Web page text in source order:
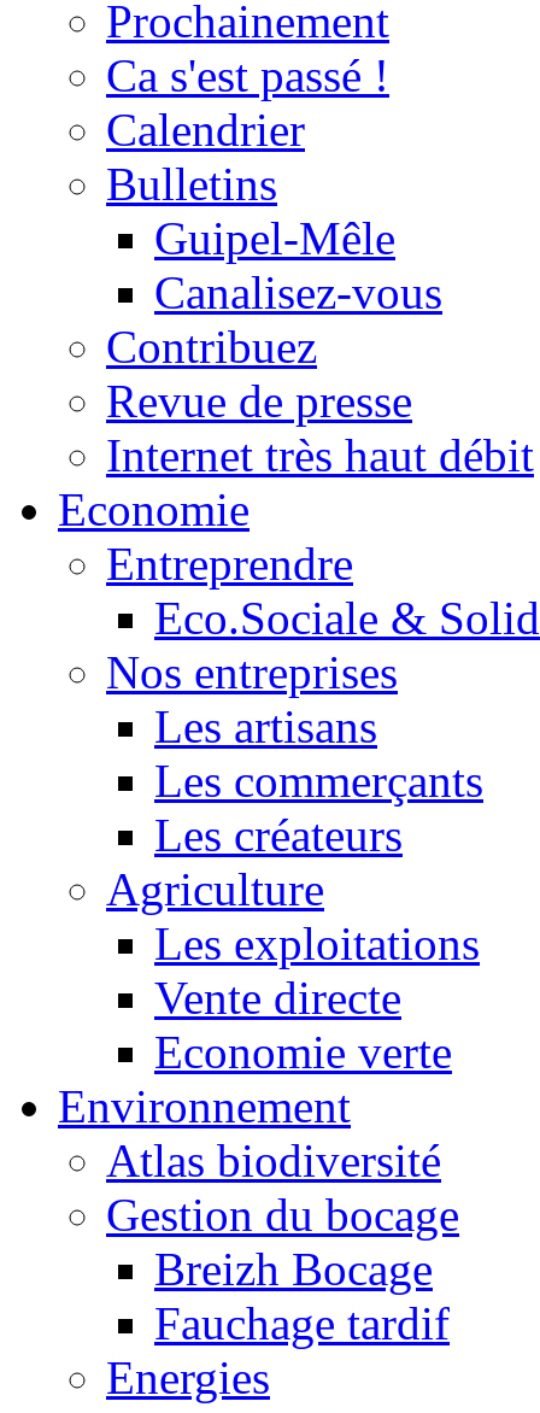
Prochainement
Ca s'est passé !
Calendrier
Bulletins
Guipel-Mêle
Canalisez-vous
Contribuez
Revue de presse
Internet très haut débit
Economie
Entreprendre
Eco.Sociale &
Nos entreprises
Les artisans
Les commerçants
Les créateurs
Agriculture
Les exploitations
Vente directe
Economie verte
Environnement
Atlas biodiversité
Gestion du bocage
Breizh Bocage
Fauchage tardif
Energies